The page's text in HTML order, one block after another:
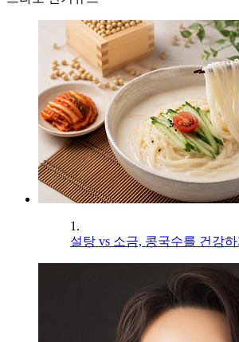
1.
설탕 vs 소금, 콩국수를 건강